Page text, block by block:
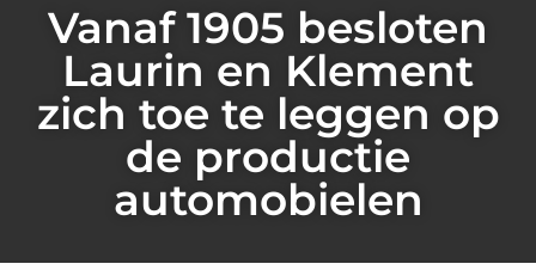
Vanaf 1905 besloten
Laurin en Klement
zich toe te leggen op
de productie
automobielen